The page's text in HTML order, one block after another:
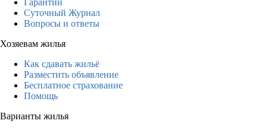
Суточный Журнал
Вопросы и ответы
Хозяевам жилья
Как сдавать жильё
Разместить объявление
Бесплатное страхование
Помощь
Варианты жилья